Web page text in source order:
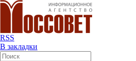
RSS
В закладки